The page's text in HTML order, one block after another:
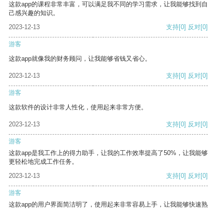
这款app的课程非常丰富，可以满足我不同的学习需求，让我能够找到自
己感兴趣的知识。
2023-12-13
支持[0] 反对[0]
游客
这款app就像我的财务顾问，让我能够省钱又省心。
2023-12-13 支持[0] 反对[0]
游客
这款软件的设计非常人性化，使用起来非常方便。
2023-12-13 支持[0] 反对[0]
游客
这款app是我工作上的得力助手，让我的工作效率提高了50%，让我能够
更轻松地完成工作任务。
2023-12-13
支持[0] 反对[0]
游客
这款app的用户界面简洁明了，使用起来非常容易上手，让我能够快速熟